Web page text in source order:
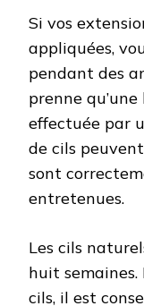
Si vos
appliquées,
pendant des
prenne
effectuée par
de cils
sont
entretenues.
Les cils
huit
cils, il est